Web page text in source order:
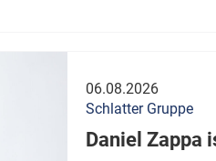
06.08.2026
Schlatter Gruppe
Daniel Zappa